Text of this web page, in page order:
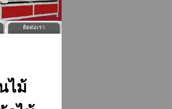
ติดต่อเรา
ไม้